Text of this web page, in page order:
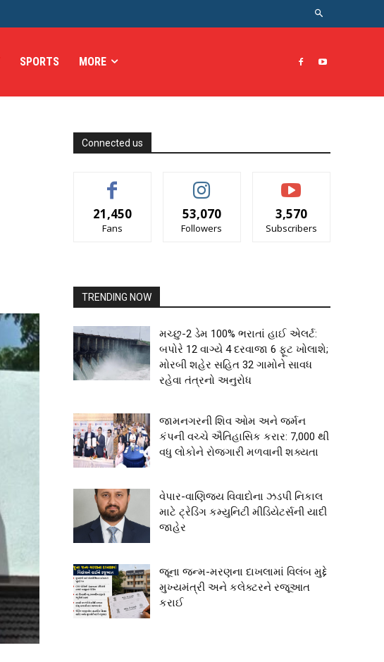
SPORTS MORE
Connected us
21,450
Fans
53,070
Followers
3,570
Subscribers
TRENDING NOW
મચ્છુ-2 ડેમ 100% ભરાતાં હાઈ એલર્ટ:
બપોરે 12 વાગ્યે 4 દરવાજા 6 ફૂટ ખોલાશે;
મોરબી શહેર સહિત 32 ગામોને સાવધ
રહેવા તંત્રનો અનુરોધ
જામનગરની શિવ ઓમ અને જર્મન
કંપની વચ્ચે ઐતિહાસિક કરાર: 7,000 થી
વધુ લોકોને રોજગારી મળવાની શક્યતા
વેપાર-વાણિજ્ય વિવાદોના ઝડપી નિકાલ
માટે ટ્રેડિંગ કમ્યુનિટી મીડિયેટર્સની યાદી
જાહેર
જૂના જન્મ-મરણના દાખલામાં વિલંબ મુદ્દે
મુખ્યમંત્રી અને કલેક્ટરને રજૂઆત
કરાઈ